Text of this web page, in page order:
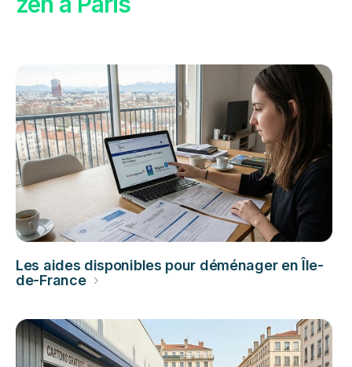
Les aides disponibles pour déménager en Île-
de-France ›